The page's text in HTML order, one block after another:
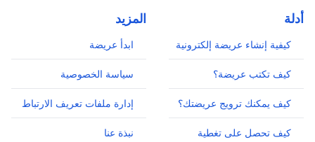
أدلة
كيفية إنشاء عريضة إلكترونية
كيف تكتب عريضة؟
كيف يمكنك ترويج عريضتك؟
كيف تحصل على تغطية
المزيد
ابدأ عريضة
سياسة الخصوصية
إدارة ملفات تعريف الارتباط
نبذة عنا